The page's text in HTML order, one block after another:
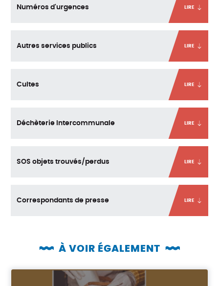
Numéros d'urgences LIRE
Autres services publics LIRE
Cultes LIRE
Déchèterie Intercommunale LIRE
SOS objets trouvés/perdus LIRE
Correspondants de presse LIRE
À VOIR ÉGALEMENT